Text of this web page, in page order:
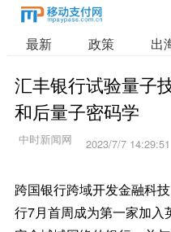
最新 政策 出
汇丰银行试验量子
和后量子密码学
2023/7/7 14:29:51
跨国银行跨域开发金融科
行7月首周成为第一家加入